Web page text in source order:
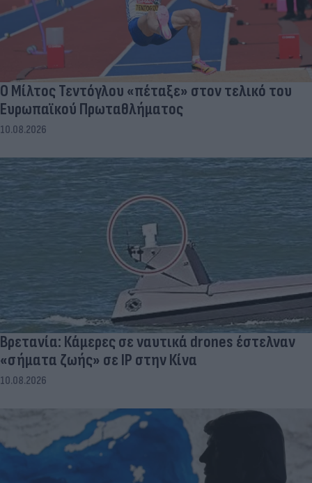
Ο Μίλτος Τεντόγλου «πέταξε» στον τελικό του
Ευρωπαϊκού Πρωταθλήματος
10.08.2026
Βρετανία: Κάμερες σε ναυτικά drones έστελναν
«σήματα ζωής» σε IP στην Κίνα
10.08.2026